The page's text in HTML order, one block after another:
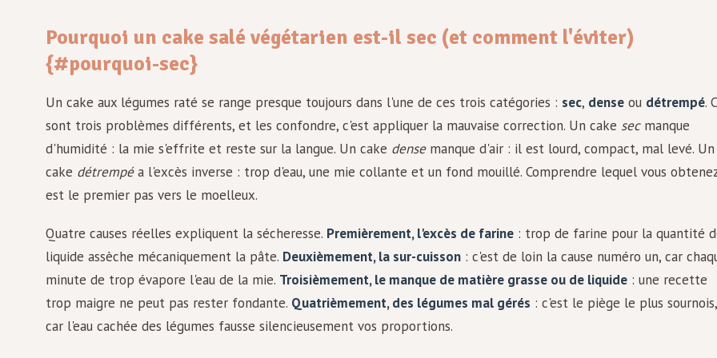
Pourquoi un cake salé végétarien est-il sec (et comment l'éviter)
{#pourquoi-sec}
Un cake aux légumes raté se range presque toujours dans l'une de ces trois catégories : sec, dense ou détrempé.
sont trois problèmes différents, et les confondre, c'est appliquer la mauvaise correction. Un cake secmanque
d'humidité : la mie s'effrite et reste sur la langue. Un cake densemanque d'air : il est lourd, compact, mal levé. Un
cake détrempéa l'excès inverse : trop d'eau, une mie collante et un fond mouillé. Comprendre lequel vous
est le premier pas vers le moelleux.
Quatre causes réelles expliquent la sécheresse. Premièrement, l'excès de farine : trop de farine pour la quantité
liquide assèche mécaniquement la pâte. Deuxièmement, la sur-cuisson : c'est de loin la cause numéro un, car
minute de trop évapore l'eau de la mie. Troisièmement, le manque de matière grasse ou de liquide : une recette
trop maigre ne peut pas rester fondante. Quatrièmement, des légumes mal gérés : c'est le piège le plus sournois,
car l'eau cachée des légumes fausse silencieusement vos proportions.